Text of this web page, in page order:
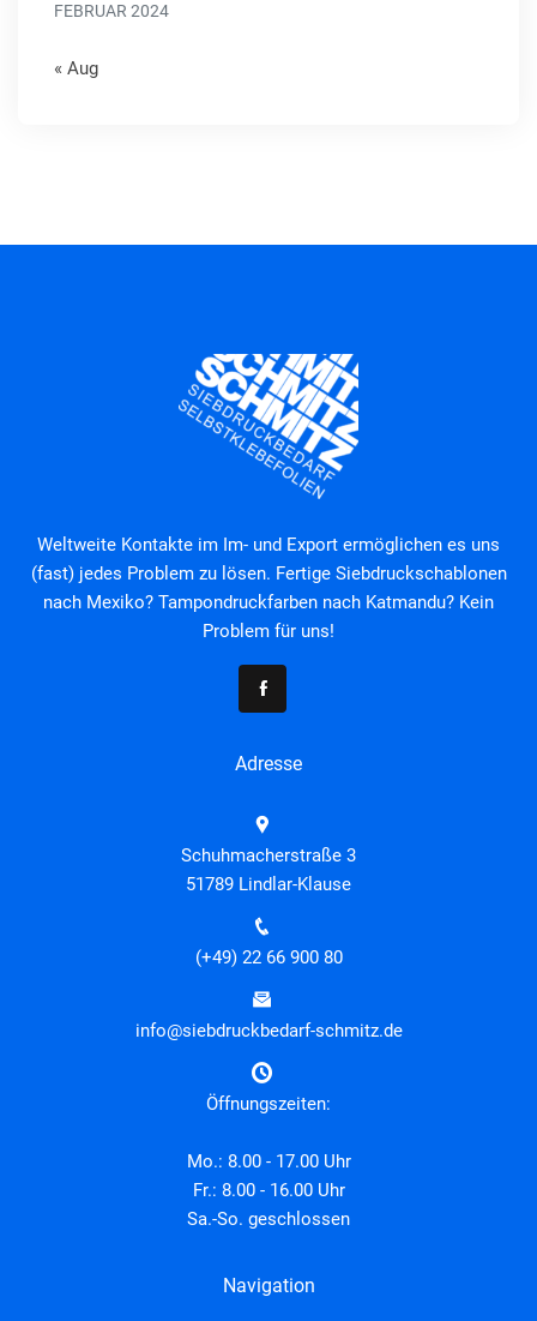
FEBRUAR 2024
« Aug
Weltweite Kontakte im Im- und Export ermöglichen es uns
(fast) jedes Problem zu lösen. Fertige Siebdruckschablonen
nach Mexiko? Tampondruckfarben nach Katmandu? Kein
Problem für uns!
Adresse
Schuhmacherstraße 3
51789 Lindlar-Klause
(+49) 22 66 900 80
info@siebdruckbedarf-schmitz.de
Öffnungszeiten:
Mo.: 8.00 - 17.00 Uhr
Fr.: 8.00 - 16.00 Uhr
Sa.-So. geschlossen
Navigation